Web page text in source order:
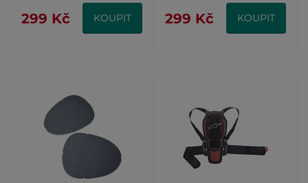
299 Kč KOUPIT 299 Kč KOUPIT